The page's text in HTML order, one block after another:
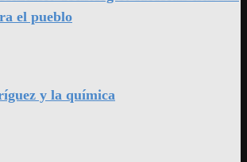
el pueblo
y la química